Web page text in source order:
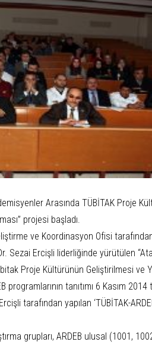
Arasında TÜBİTAK Proje
projesi başladı.
ve Koordinasyon Ofisi
Sezai Ercişli liderliğinde yürütülen
Proje Kültürünün Geliştirilmesi ve
programlarının tanıtımı 6 Kasım
tarafından yapılan ‘TÜBİTAK-
grupları, ARDEB ulusal (1001,